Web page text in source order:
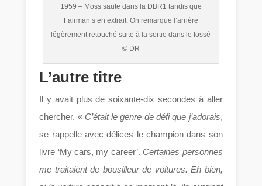
1959 – Moss saute dans la DBR1 tandis que
Fairman s’en extrait. On remarque l’arrière
légèrement retouché suite à la sortie dans le fossé
© DR
L’autre titre
Il y avait plus de soixante-dix secondes à aller
chercher. « C’était le genre de défi que j’adorais,
se rappelle avec délices le champion dans son
livre ‘My cars, my career’. Certaines personnes
me traitaient de bousilleur de voitures. Eh bien,